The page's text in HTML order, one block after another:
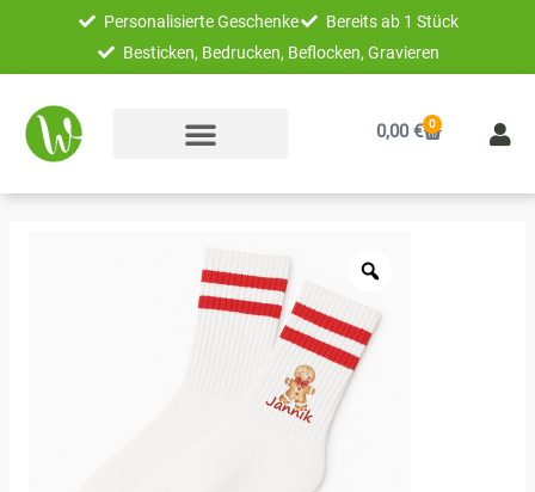
springen
Personalisierte Geschenke
Bereits ab 1 Stück
Besticken, Bedrucken, Beflocken, Gravieren
0,00€ 0
Warenkorb